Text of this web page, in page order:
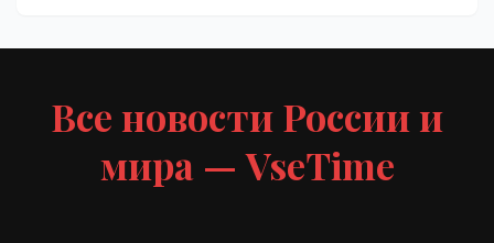
Все новости России и
мира — VseTime